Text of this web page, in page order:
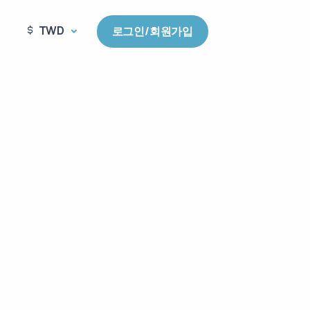
TWD 로그인/회원가입